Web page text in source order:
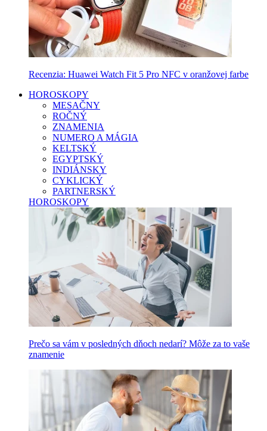
Recenzia: Huawei Watch Fit 5 Pro NFC v oranžovej farbe
HOROSKOPY
MESAČNY
ROČNÝ
ZNAMENIA
NUMERO A MÁGIA
KELTSKÝ
EGYPTSKÝ
INDIÁNSKY
CYKLICKÝ
PARTNERSKÝ
HOROSKOPY
Prečo sa vám v posledných dňoch nedarí? Môže za to vaše
znamenie